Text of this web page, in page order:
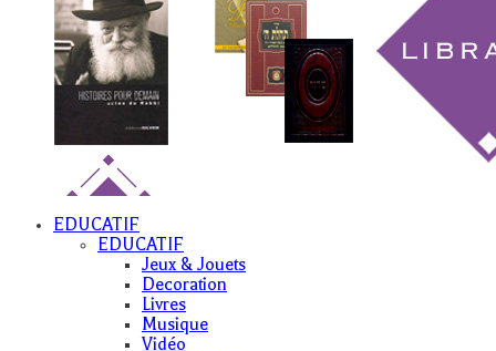
EDUCATIF
EDUCATIF
Jeux & Jouets
Decoration
Livres
Musique
Vidéo